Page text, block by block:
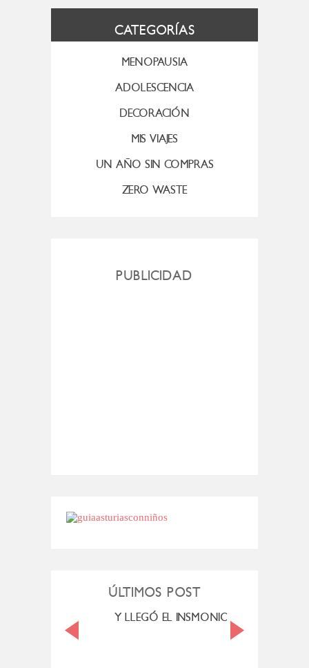
CATEGORÍAS
MENOPAUSIA
ADOLESCENCIA
DECORACIÓN
MIS VIAJES
UN AÑO SIN COMPRAS
ZERO WASTE
PUBLICIDAD
ÚLTIMOS POST
Y LLEGÓ EL INSMONIO...